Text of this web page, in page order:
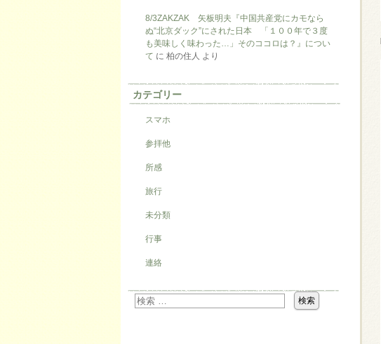
8/3ZAKZAK 矢板明夫『中国共産党にカモなら
ぬ“北京ダック”にされた日本 「１００年で３度
も美味しく味わった…」そのココロは？』につい
て に 柏の住人 より
カテゴリー
スマホ
参拝他
所感
旅行
未分類
行事
連絡